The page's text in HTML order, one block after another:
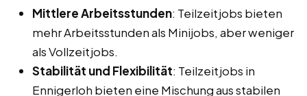
Mittlere Arbeitsstunden: Teilzeitjobs bieten
mehr Arbeitsstunden als Minijobs, aber weniger
als Vollzeitjobs.
Stabilität und Flexibilität: Teilzeitjobs in
Ennigerloh bieten eine Mischung aus stabilen